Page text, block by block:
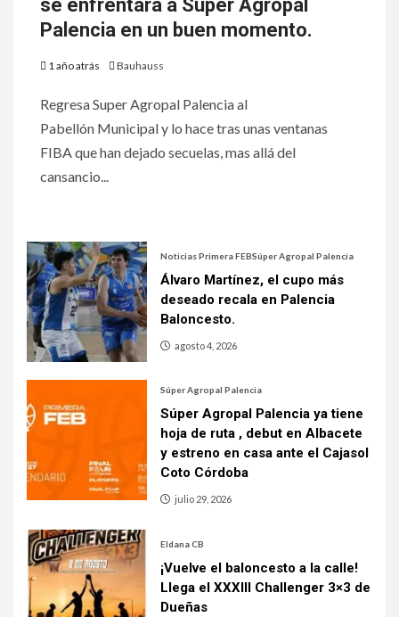
se enfrentara a Super Agropal
Palencia en un buen momento.
1 año atrás Bauhauss
Regresa Super Agropal Palencia al
Pabellón Municipal y lo hace tras unas ventanas
FIBA que han dejado secuelas, mas allá del
cansancio...
Noticias Primera FEBSúper Agropal Palencia
Álvaro Martínez, el cupo más
deseado recala en Palencia
Baloncesto.
agosto 4, 2026
Súper Agropal Palencia
Súper Agropal Palencia ya tiene
hoja de ruta , debut en Albacete
y estreno en casa ante el Cajasol
Coto Córdoba
julio 29, 2026
Eldana CB
¡Vuelve el baloncesto a la calle!
Llega el XXXIII Challenger 3×3 de
Dueñas